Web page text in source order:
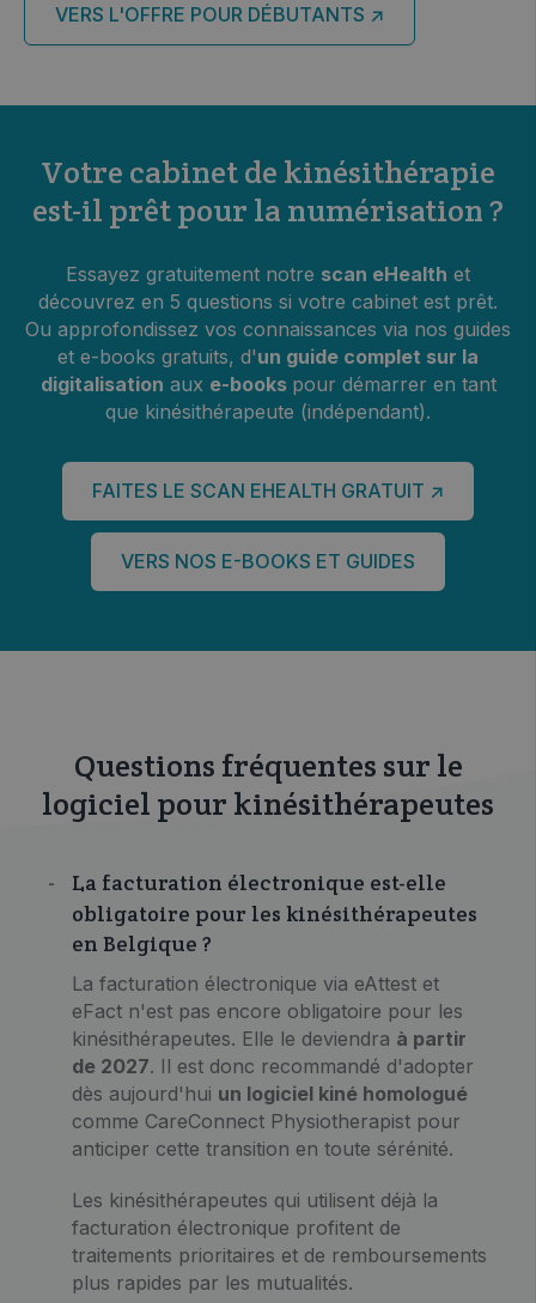
VERS L'OFFRE POUR DÉBUTANTS ↗
Votre cabinet de kinésithérapie
est-il prêt pour la numérisation ?
Essayez gratuitement notre scan eHealth et
découvrez en 5 questions si votre cabinet est prêt.
Ou approfondissez vos connaissances via nos guides
et e-books gratuits, d'un guide complet sur la
digitalisation aux e-books pour démarrer en tant
que kinésithérapeute (indépendant).
FAITES LE SCAN EHEALTH GRATUIT ↗
VERS NOS E-BOOKS ET GUIDES
Questions fréquentes sur le
logiciel pour kinésithérapeutes
La facturation électronique est-elle
obligatoire pour les kinésithérapeutes
en Belgique ?
La facturation électronique via eAttest et
eFact n'est pas encore obligatoire pour les
kinésithérapeutes. Elle le deviendra à partir
de 2027. Il est donc recommandé d'adopter
dès aujourd'hui un logiciel kiné homologué
comme CareConnect Physiotherapist pour
anticiper cette transition en toute sérénité.
Les kinésithérapeutes qui utilisent déjà la
facturation électronique profitent de
traitements prioritaires et de remboursements
plus rapides par les mutualités.